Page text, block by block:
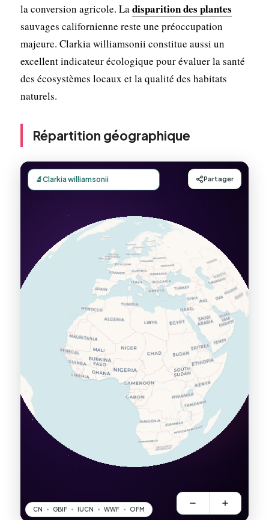
la conversion agricole. Ladisparition des plantes
sauvages californienne reste une préoccupation
majeure. Clarkia williamsonii constitue aussi un
excellent indicateur écologique pour évaluer la santé
des écosystèmes locaux et la qualité des habitats
naturels.
Répartition géographique